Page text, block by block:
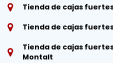
Tienda de cajas
Tienda de cajas
Tienda de cajas
Montalt